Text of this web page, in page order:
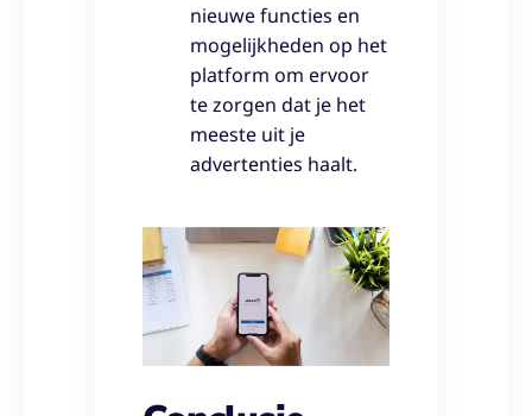
nieuwe functies en
mogelijkheden op het
platform om ervoor
te zorgen dat je het
meeste uit je
advertenties haalt.